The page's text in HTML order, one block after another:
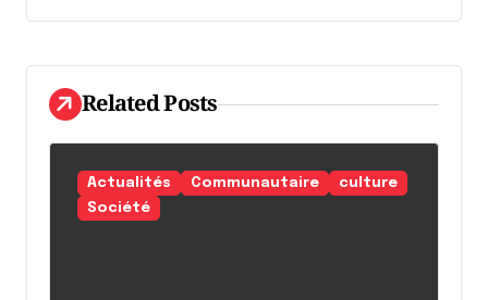
o
n
d
e
Related Posts
Actualités Communautaire
culture
Société